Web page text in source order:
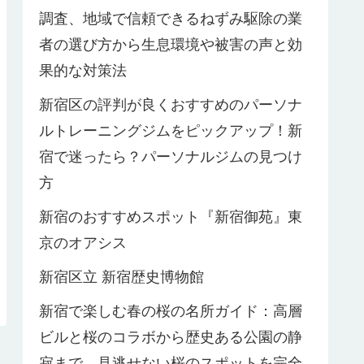
調査、地域で信頼できるねずみ駆除の業
者の選び方から生息環境や被害の声と効
果的な対策法
新宿区の評判が良くおすすめのパーソナ
ルトレーニングジムをピックアップ！新
宿で迷ったら？パーソナルジムの見つけ
方
新宿のおすすめスポット『新宿御苑』東
京のオアシス
新宿区立 新宿歴史博物館
新宿で楽しむ春の桜の名所ガイド：高層
ビルと桜のコラボから歴史ある公園の静